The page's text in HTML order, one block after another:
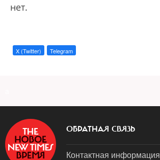
нет.
X (Twitter) Telegram
ОБРАТНАЯ СВЯЗЬ
Контактная информация